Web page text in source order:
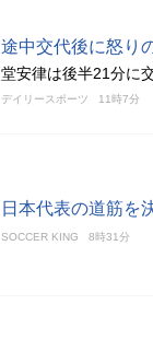
途中交代後に怒り
堂安律は後半21分に
デイリースポーツ 11時7分
日本代表の道筋を
SOCCER KING 8時31分